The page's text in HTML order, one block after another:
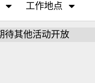
工作地点
待其他活动开放